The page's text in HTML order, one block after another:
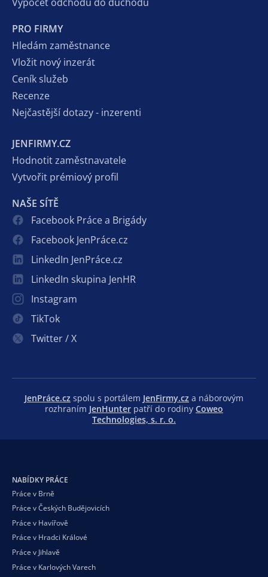
PRO FIRMY
Hledám zaměstnance
Vložit nový inzerát
Ceník služeb
Recenze
Nejčastější dotazy - inzerenti
JENFIRMY.CZ
Hodnotit zaměstnavatele
Vytvořit prémiový profil
NAŠE SÍTĚ
Facebook Práce a Brigády
Facebook JenPráce.cz
LinkedIn JenPráce.cz
LinkedIn skupina JenHR
Instagram
TikTok
Twitter / X
JenPráce.cz spolu s portálem JenFirmy.cz a náborovým
rozhraním JenHunter patří do rodiny Coweo
Technologies, s. r. o.
NABÍDKY PRÁCE
Práce v Brně
Práce v Českých Budějovicích
Práce v Havířově
Práce v Hradci Králové
Práce v Jihlavě
Práce v Karlových Varech